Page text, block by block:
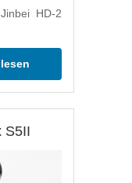
HD-2
S5II